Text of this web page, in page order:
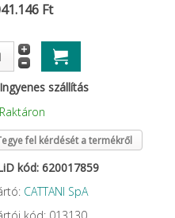
Ft
Ingyenes szállítás
Raktáron
fel kérdését a termékről
kód: 620017859
CATTANI SpA